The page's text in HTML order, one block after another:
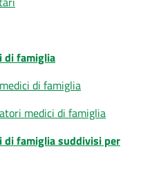
di famiglia
di famiglia
medici di famiglia
di famiglia suddivisi per